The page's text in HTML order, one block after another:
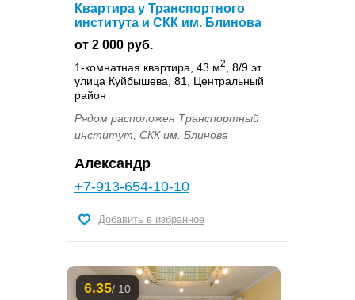
Квартира у Транспортного
института и СКК им. Блинова
от 2 000 руб.
1-комнатная квартира, 43 м2
, 8/9 эт.
улица Куйбышева, 81, Центральный
район
Рядом расположен Транспортный
институт, СКК им. Блинова
Александр
+7-913-654-10-10
Добавить в избранное
6.35/ 10